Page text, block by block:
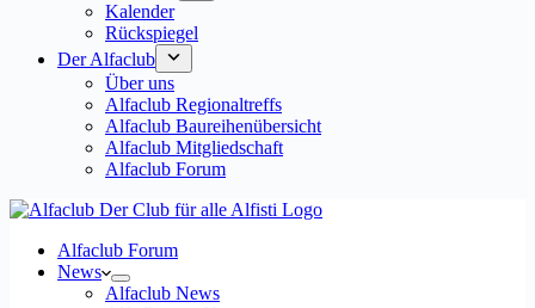
Kalender
Rückspiegel
Der Alfaclub
Über uns
Alfaclub Regionaltreffs
Alfaclub Baureihenübersicht
Alfaclub Mitgliedschaft
Alfaclub Forum
Alfaclub Forum
News
Alfaclub News